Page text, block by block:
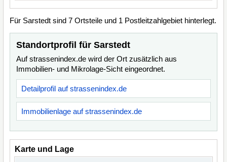
Für Sarstedt sind 7 Ortsteile und 1 Postleitzahlgebiet hinterlegt.
Standortprofil für Sarstedt
Auf strassenindex.de wird der Ort zusätzlich aus
Immobilien- und Mikrolage-Sicht eingeordnet.
Detailprofil auf strassenindex.de
Immobilienlage auf strassenindex.de
Karte und Lage